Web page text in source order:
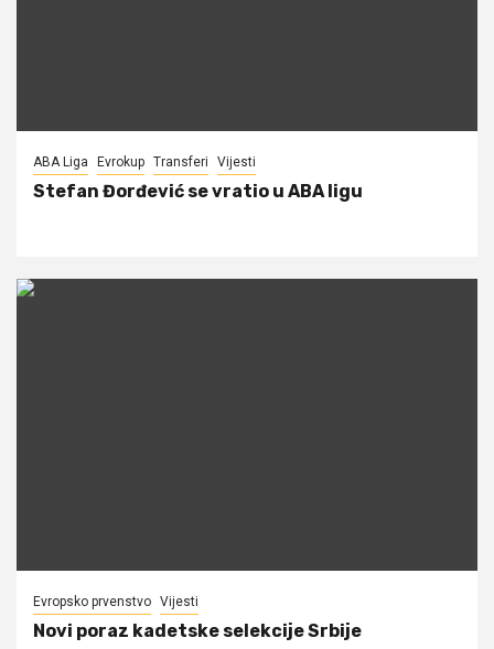
ABA Liga Evrokup Transferi Vijesti
Stefan Đorđević se vratio u ABA ligu
Evropsko prvenstvo Vijesti
Novi poraz kadetske selekcije Srbije